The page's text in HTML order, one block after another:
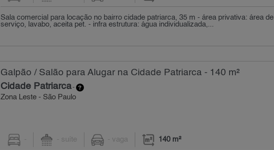
Sala comercial para locação no bairro cidade patriarca, 35 m - área privativa: área de
serviço, lavabo, aceita pet. - infra estrutura: água individualizada,...
Galpão / Salão para Alugar na Cidade Patriarca - 140 m²
Cidade Patriarca-
Zona Leste - São Paulo
- - suíte - vaga 140 m²